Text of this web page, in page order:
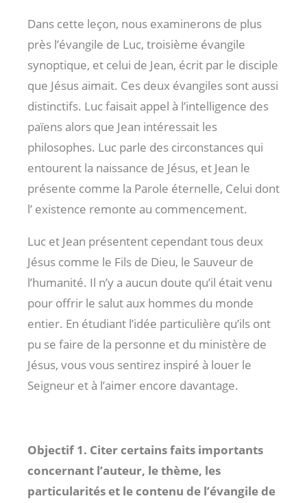
Dans cette leçon, nous examinerons de plus
près l’évangile de Luc, troisième évangile
synoptique, et celui de Jean, écrit par le disciple
que Jésus aimait. Ces deux évangiles sont aussi
distinctifs. Luc faisait appel à l’intelligence des
païens alors que Jean intéressait les
philosophes. Luc parle des circonstances qui
entourent la naissance de Jésus, et Jean le
présente comme la Parole éternelle, Celui dont
l’ existence remonte au commencement.
Luc et Jean présentent cependant tous deux
Jésus comme le Fils de Dieu, le Sauveur de
l’humanité. Il n’y a aucun doute qu’il était venu
pour offrir le salut aux hommes du monde
entier. En étudiant l’idée particulière qu’ils ont
pu se faire de la personne et du ministère de
Jésus, vous vous sentirez inspiré à louer le
Seigneur et à l’aimer encore davantage.
Objectif 1. Citer certains faits importants
concernant l’auteur, le thème, les
particularités et le contenu de l’évangile de